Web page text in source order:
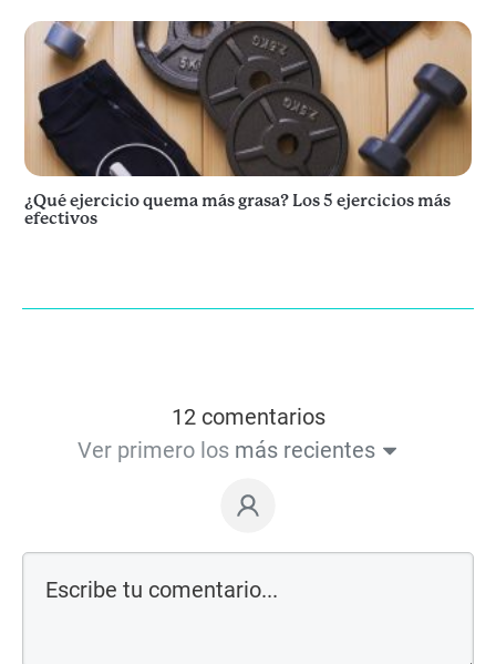
¿Qué ejercicio quema más grasa? Los 5 ejercicios más
efectivos
12 comentarios
Ver primero los más recientes